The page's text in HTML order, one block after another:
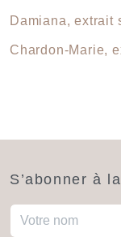
Damiana, extrait
Chardon-Marie,
S’abonner à